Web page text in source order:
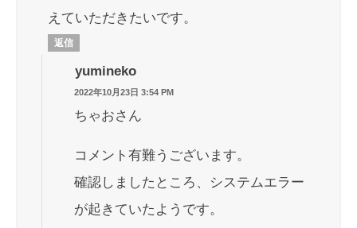
えていただきたいです。
返信
yumineko
2022年10月23日 3:54 PM
ちゃおさん
コメント有難うございます。
確認しましたところ、システムエラー
が起きていたようです。